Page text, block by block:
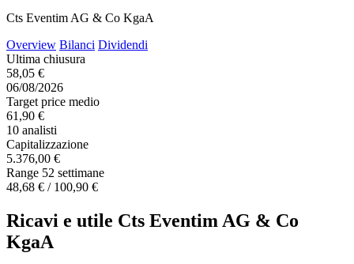
Cts Eventim AG & Co KgaA
Overview Bilanci Dividendi
Ultima chiusura
58,05 €
06/08/2026
Target price medio
61,90 €
10 analisti
Capitalizzazione
5.376,00 €
Range 52 settimane
48,68 € / 100,90 €
Ricavi e utile Cts Eventim AG & Co
KgaA